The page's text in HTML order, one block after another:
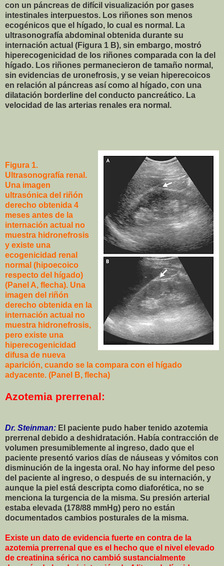
con un páncreas de difícil visualización por gases
intestinales interpuestos. Los riñones son menos
ecogénicos que el hígado, lo cual es normal. La
ultrasonografía abdominal obtenida durante su
internación actual (Figura 1 B), sin embargo, mostró
hiperecogenicidad de los riñones comparada con la del
hígado. Los riñones permanecieron de tamaño normal,
sin evidencias de uronefrosis, y se veian hiperecoicos
en relación al páncreas así como al hígado, con una
dilatación borderline del conducto pancreático. La
velocidad de las arterias renales era normal.
Figura 1.
Ultrasonografía renal.
Una imagen
ultrasónica del riñón
derecho obtenida 4
meses antes de la
internación actual no
muestra hidronefrosis
y existe una
ecogenicidad renal
normal (hipoecoico
respecto del hígado)
(Panel A, flecha). Una
imagen del riñón
derecho obtenida en la
internación actual no
muestra hidronefrosis,
pero existe una
hiperecogenicidad
difusa de nueva
aparición, cuando se la compara con el hígado
adyacente. (Panel B, flecha)
Azotemia prerrenal:
Dr. Steinman: El paciente pudo haber tenido azotemia
prerrenal debido a deshidratación. Había contracción de
volumen presumiblemente al ingreso, dado que el
paciente presentó varios días de náuseas y vómitos con
disminución de la ingesta oral. No hay informe del peso
del paciente al ingreso, o después de su internación, y
aunque la piel está descripta como diaforética, no se
menciona la turgencia de la misma. Su presión arterial
estaba elevada (178/88 mmHg) pero no están
documentados cambios posturales de la misma.
Existe un dato de evidencia fuerte en contra de la
azotemia prerrenal que es el hecho que el nivel elevado
de creatinina sérica no cambió sustancialmente